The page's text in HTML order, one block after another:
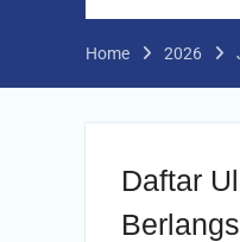
Home 2026
Daftar